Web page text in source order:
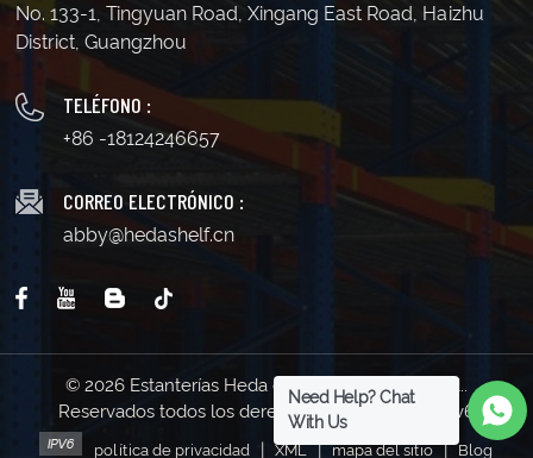
No. 133-1, Tingyuan Road, Xingang East Road, Haizhu
District, Guangzhou
TELÉFONO :
+86 -18124246657
CORREO ELECTRÓNICO :
abby@hedashelf.cn
© 2026 Estanterías Heda de Guangzhou Co., Ltd..
Reservados todos los derechos . | Soporta red IPv6
política de privacidad | XML | mapa del sitio | Blog
Need Help? Chat
With Us